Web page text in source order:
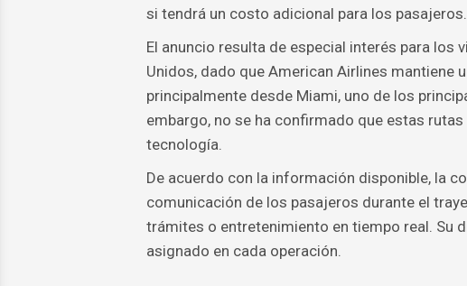
si tendrá un costo adicional para los pasajeros.
El anuncio resulta de especial interés para los
Unidos, dado que American Airlines mantiene
principalmente desde Miami, uno de los
embargo, no se ha confirmado que estas
tecnología.
De acuerdo con la información disponible, la
comunicación de los pasajeros durante el
trámites o entretenimiento en tiempo real. Su
asignado en cada operación.